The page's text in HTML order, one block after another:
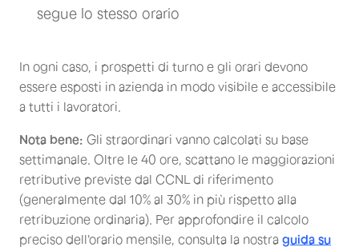
segue lo stesso orario
In ogni caso, i prospetti di turno e gli orari devono
essere esposti in azienda in modo visibile e accessibile
a tutti i lavoratori.
Nota bene: Gli straordinari vanno calcolati su base
settimanale. Oltre le 40 ore, scattano le maggiorazioni
retributive previste dal CCNL di riferimento
(generalmente dal 10% al 30% in più rispetto alla
retribuzione ordinaria). Per approfondire il calcolo
preciso dell'orario mensile, consulta la nostra guida su